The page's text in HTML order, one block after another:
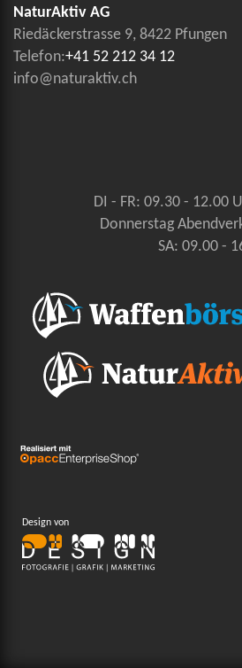
NaturAktiv AG
Riedäckerstrasse 9, 8422 Pfungen
Telefon:+41 52 212 34 12
info@naturaktiv.ch
DI - FR: 09.30 - 12.00
Donnerstag
SA: 09.00 -
Design von